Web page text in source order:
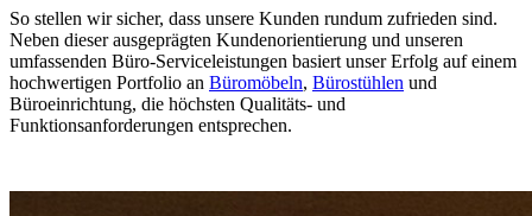
So stellen wir sicher, dass unsere Kunden rundum zufrieden sind.
Neben dieser ausgeprägten Kundenorientierung und unseren
umfassenden Büro-Serviceleistungen basiert unser Erfolg auf einem
hochwertigen Portfolio an Büromöbeln, Bürostühlen und
Büroeinrichtung, die höchsten Qualitäts- und
Funktionsanforderungen entsprechen.